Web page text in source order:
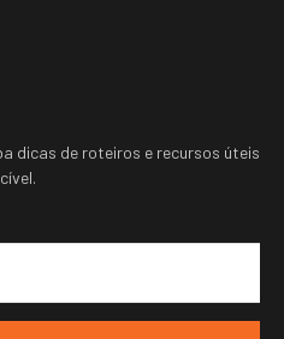
dicas de roteiros e recursos úteis